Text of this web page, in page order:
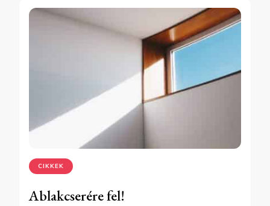
CIKKEK
Ablakcserére fel!